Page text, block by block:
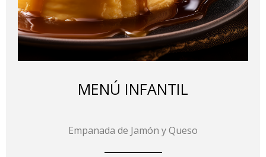
MENÚ INFANTIL
Empanada de Jamón y Queso